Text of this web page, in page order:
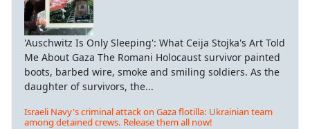
'Auschwitz Is Only Sleeping': What Ceija Stojka's Art Told
Me About Gaza The Romani Holocaust survivor painted
boots, barbed wire, smoke and smiling soldiers. As the
daughter of survivors, the...
Israeli Navy's criminal attack on Gaza flotilla: Ukrainian team
among detained crews. Release them all now!